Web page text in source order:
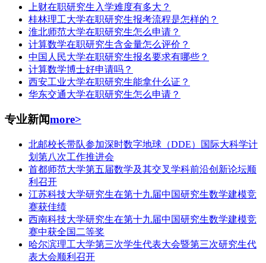
上财在职研究生入学难度有多大？
桂林理工大学在职研究生报考流程是怎样的？
淮北师范大学在职研究生怎么申请？
计算数学在职研究生含金量怎么评价？
中国人民大学在职研究生报名要求有哪些？
计算数学博士好申请吗？
西安工业大学在职研究生能拿什么证？
华东交通大学在职研究生怎么申请？
专业新闻more>
北邮校长带队参加深时数字地球（DDE）国际大科学计
划第八次工作推进会
首都师范大学第五届数学及其交叉学科前沿创新论坛顺
利召开
江苏科技大学研究生在第十九届中国研究生数学建模竞
赛获佳绩
西南科技大学研究生在第十九届中国研究生数学建模竞
赛中获全国二等奖
哈尔滨理工大学第三次学生代表大会暨第三次研究生代
表大会顺利召开